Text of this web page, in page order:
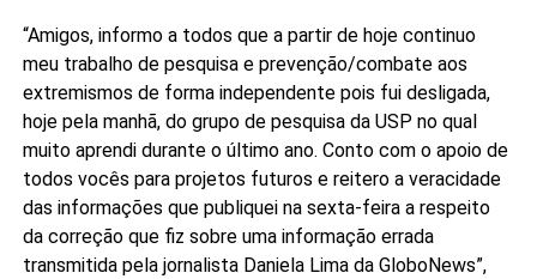
“Amigos, informo a todos que a partir de hoje continuo
meu trabalho de pesquisa e prevenção/combate aos
extremismos de forma independente pois fui desligada,
hoje pela manhã, do grupo de pesquisa da USP no qual
muito aprendi durante o último ano. Conto com o apoio de
todos vocês para projetos futuros e reitero a veracidade
das informações que publiquei na sexta-feira a respeito
da correção que fiz sobre uma informação errada
transmitida pela jornalista Daniela Lima da GloboNews”,